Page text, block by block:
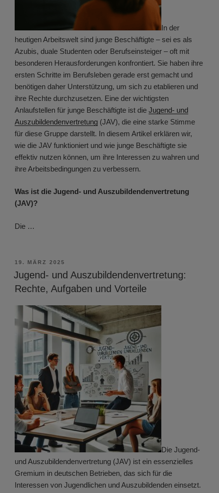
In der
heutigen Arbeitswelt sind junge Beschäftigte – sei es als
Azubis, duale Studenten oder Berufseinsteiger – oft mit
besonderen Herausforderungen konfrontiert. Sie haben ihre
ersten Schritte im Berufsleben gerade erst gemacht und
benötigen daher Unterstützung, um sich zu etablieren und
ihre Rechte durchzusetzen. Eine der wichtigsten
Anlaufstellen für junge Beschäftigte ist die Jugend- und
Auszubildendenvertretung (JAV), die eine starke Stimme
für diese Gruppe darstellt. In diesem Artikel erklären wir,
wie die JAV funktioniert und wie junge Beschäftigte sie
effektiv nutzen können, um ihre Interessen zu wahren und
ihre Arbeitsbedingungen zu verbessern.
Was ist die Jugend- und Auszubildendenvertretung
(JAV)?
Die …
VERÖFFENTLICHT
AM
19. MÄRZ 2025
Jugend- und Auszubildendenvertretung:
Rechte, Aufgaben und Vorteile
Die Jugend-
und Auszubildendenvertretung (JAV) ist ein essenzielles
Gremium in deutschen Betrieben, das sich für die
Interessen von Jugendlichen und Auszubildenden einsetzt.